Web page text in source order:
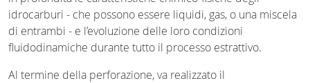
idrocarburi - che possono essere liquidi, gas, o una miscela
di entrambi - e l’evoluzione delle loro condizioni
fluidodinamiche durante tutto il processo estrattivo.
Al termine della perforazione, va realizzato il